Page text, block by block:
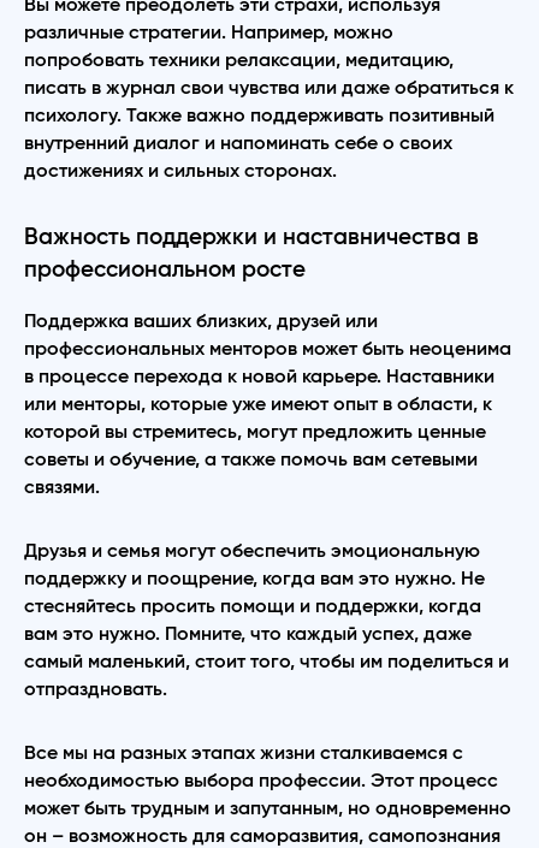
Вы можете преодолеть эти страхи, используя
различные стратегии. Например, можно
попробовать техники релаксации, медитацию,
писать в журнал свои чувства или даже обратиться к
психологу. Также важно поддерживать позитивный
внутренний диалог и напоминать себе о своих
достижениях и сильных сторонах.
Важность поддержки и наставничества в
профессиональном росте
Поддержка ваших близких, друзей или
профессиональных менторов может быть неоценима
в процессе перехода к новой карьере. Наставники
или менторы, которые уже имеют опыт в области, к
которой вы стремитесь, могут предложить ценные
советы и обучение, а также помочь вам сетевыми
связями.
Друзья и семья могут обеспечить эмоциональную
поддержку и поощрение, когда вам это нужно. Не
стесняйтесь просить помощи и поддержки, когда
вам это нужно. Помните, что каждый успех, даже
самый маленький, стоит того, чтобы им поделиться и
отпраздновать.
Все мы на разных этапах жизни сталкиваемся с
необходимостью выбора профессии. Этот процесс
может быть трудным и запутанным, но одновременно
он – возможность для саморазвития, самопознания